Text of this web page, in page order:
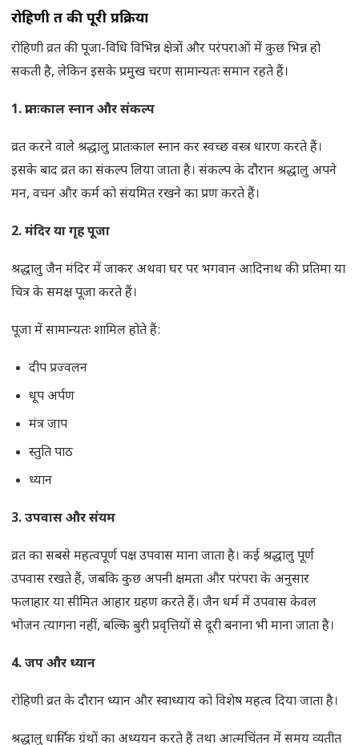
रोहिणी व्रत की पूरी प्रक्रिया
रोहिणी व्रत की पूजा-विधि विभिन्न क्षेत्रों और परंपराओं में कुछ भिन्न हो
सकती है, लेकिन इसके प्रमुख चरण सामान्यतः समान रहते हैं।
1.प्रातःकाल स्नान और संकल्प
व्रत करने वाले श्रद्धालु प्रातःकाल स्नान कर स्वच्छ वस्त्र धारण करते हैं।
इसके बाद व्रत का संकल्प लिया जाता है। संकल्प के दौरान श्रद्धालु अपने
मन, वचन और कर्म को संयमित रखने का प्रण करते हैं।
2.मंदिर या गृह पूजा
श्रद्धालु जैन मंदिर में जाकर अथवा घर पर भगवान आदिनाथ की प्रतिमा या
चित्र के समक्ष पूजा करते हैं।
पूजा में सामान्यतः शामिल होते हैं:
दीप प्रज्वलन
धूप अर्पण
मंत्र जाप
स्तुति पाठ
ध्यान
3.उपवास और संयम
व्रत का सबसे महत्वपूर्ण पक्ष उपवास माना जाता है। कई श्रद्धालु पूर्ण
उपवास रखते हैं, जबकि कुछ अपनी क्षमता और परंपरा के अनुसार
फलाहार या सीमित आहार ग्रहण करते हैं। जैन धर्म में उपवास केवल
भोजन त्यागना नहीं, बल्कि बुरी प्रवृत्तियों से दूरी बनाना भी माना जाता है।
4.जप और ध्यान
रोहिणी व्रत के दौरान ध्यान और स्वाध्याय को विशेष महत्व दिया जाता है।
श्रद्धालु धार्मिक ग्रंथों का अध्ययन करते हैं तथा आत्मचिंतन में समय व्यतीत